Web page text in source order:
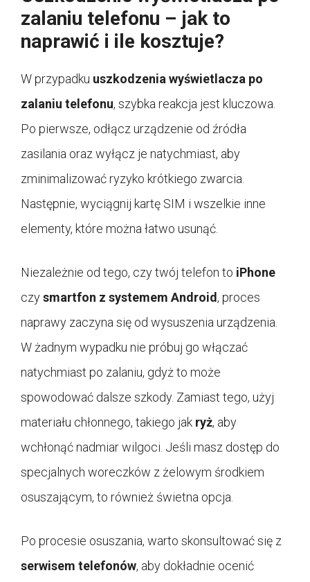
zalaniu telefonu – jak to
naprawić i ile kosztuje?
W przypadku uszkodzenia wyświetlacza po
zalaniu telefonu, szybka reakcja jest kluczowa.
Po pierwsze, odłącz urządzenie od źródła
zasilania oraz wyłącz je natychmiast, aby
zminimalizować ryzyko krótkiego zwarcia.
Następnie, wyciągnij kartę SIM i wszelkie inne
elementy, które można łatwo usunąć.
Niezależnie od tego, czy twój telefon to iPhone
czysmartfon z systemem Android, proces
naprawy zaczyna się od wysuszenia urządzenia.
W żadnym wypadku nie próbuj go włączać
natychmiast po zalaniu, gdyż to może
spowodować dalsze szkody. Zamiast tego, użyj
materiału chłonnego, takiego jak ryż, aby
wchłonąć nadmiar wilgoci. Jeśli masz dostęp do
specjalnych woreczków z żelowym środkiem
osuszającym, to również świetna opcja.
Po procesie osuszania, warto skonsultować się z
serwisem telefonów, aby dokładnie ocenić